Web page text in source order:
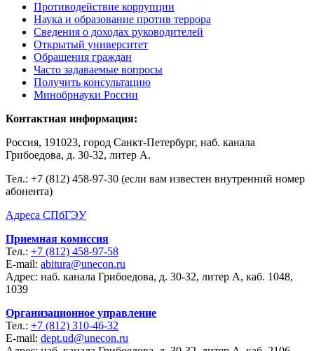
Противодействие коррупции
Наука и образование против террора
Сведения о доходах руководителей
Открытый университет
Обращения граждан
Часто задаваемые вопросы
Получить консультацию
Минобрнауки России
Контактная информация:
Россия, 191023, город Санкт-Петербург, наб. канала
Грибоедова, д. 30-32, литер А.
Тел.: +7 (812) 458-97-30 (если вам известен внутренний номер
абонента)
Адреса СПбГЭУ
Приемная комиссия
Тел.: +7 (812) 458-97-58
E-mail: abitura@unecon.ru
Адрес: наб. канала Грибоедова, д. 30-32, литер А, каб. 1048,
1039
Организационное управление
Тел.: +7 (812) 310-46-32
E-mail: dept.ud@unecon.ru